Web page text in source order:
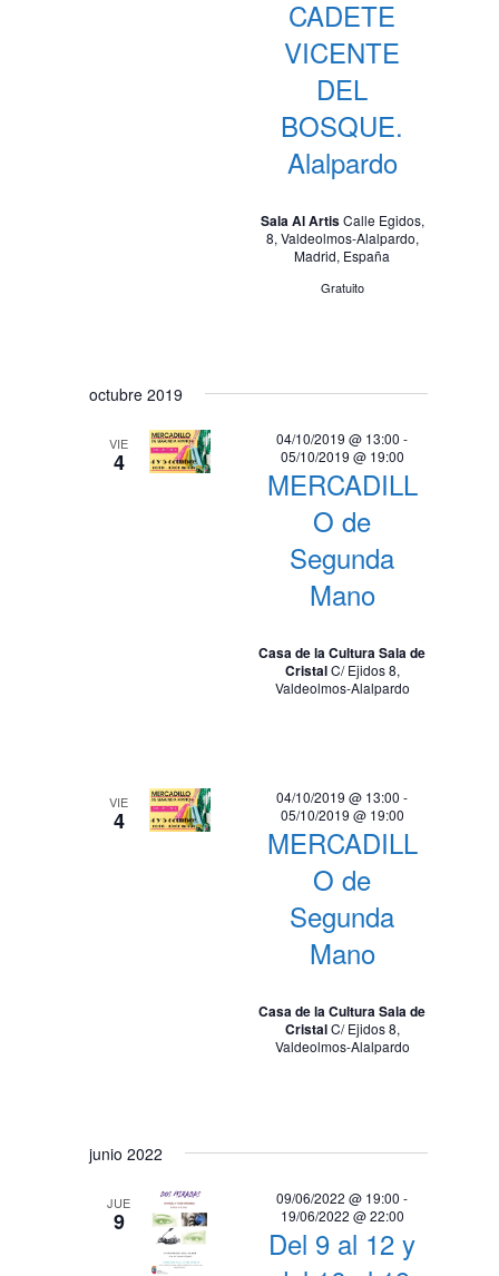
CADETE
VICENTE
DEL
BOSQUE.
Alalpardo
Sala Al ArtisCalle Egidos,
8, Valdeolmos-Alalpardo,
Madrid, España
Gratuito
octubre 2019
VIE
4
MERCADILL
O de
Segunda
Mano
04/10/2019 @ 13:00 -
05/10/2019 @ 19:00
Casa de la Cultura Sala de
CristalC/ Ejidos 8,
Valdeolmos-Alalpardo
VIE
4
MERCADILL
O de
Segunda
Mano
04/10/2019 @ 13:00 -
05/10/2019 @ 19:00
Casa de la Cultura Sala de
CristalC/ Ejidos 8,
Valdeolmos-Alalpardo
junio 2022
JUE
9
Del 9 al 12 y
09/06/2022 @ 19:00 -
19/06/2022 @ 22:00